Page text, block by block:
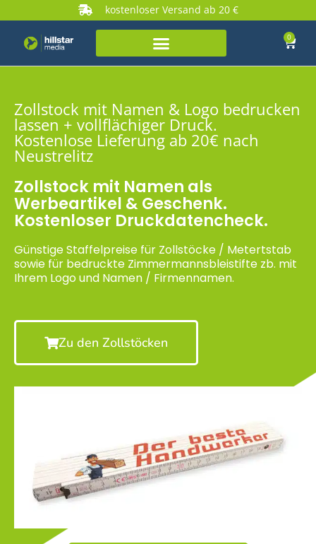
kostenloser Versand ab 20 €
0
Zollstock mit Namen & Logo bedrucken
lassen + vollflächiger Druck.
Kostenlose Lieferung ab 20€ nach
Neustrelitz
Zollstock mit Namen als
Werbeartikel & Geschenk.
Kostenloser Druckdatencheck.
Günstige Staffelpreise für Zollstöcke / Metertstab
sowie für bedruckte Zimmermannsbleistifte zb. mit
Ihrem Logo und Namen / Firmennamen.
Zu den Zollstöcken